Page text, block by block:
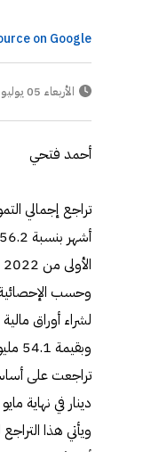
on Google
الأربعاء 05 يوليو 2023
أحمد فتحي
الأولى من 2022 إلى 318.3 مليون في نفس الفترة من 2023.
وحسب الإحصائية
دينار في نهاية مايو 2022.